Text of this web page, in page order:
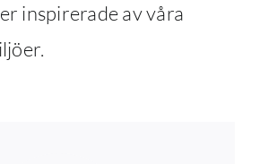
inspirerade av våra